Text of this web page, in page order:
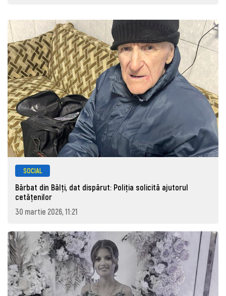
SOCIAL
Bărbat din Bălți, dat dispărut: Poliţia solicită ajutorul
cetăţenilor
30 martie 2026, 11:21